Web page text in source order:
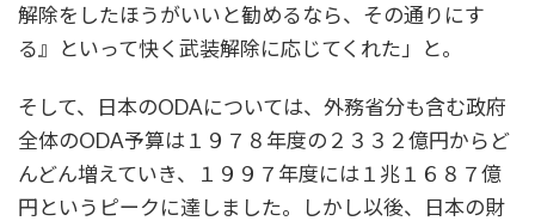
解除をしたほうがいいと勧めるなら、その通りにす
る』といって快く武装解除に応じてくれた」と。
そして、日本のODAについては、外務省分も含む政府
全体のODA予算は１９７８年度の２３３２億円からど
んどん増えていき、１９９７年度には１兆１６８７億
円というピークに達しました。しかし以後、日本の財